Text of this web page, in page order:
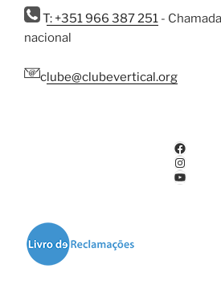
T: +351 966 387 251 -
nacional
clube@clubevertical.org
YouTube